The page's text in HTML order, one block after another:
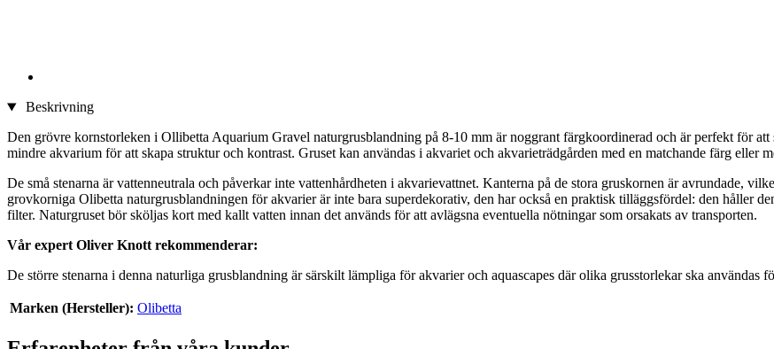
Beskrivning
Den grövre kornstorleken i Ollibetta Aquarium Gravel naturgrusblandning på 8-10 mm är noggrant färgkoordinerad och är perfekt för
mindre akvarium för att skapa struktur och kontrast. Gruset kan användas i akvariet och akvarieträdgården med en matchande färg eller
De små stenarna är vattenneutrala och påverkar inte vattenhårdheten i akvarievattnet. Kanterna på de stora gruskornen är avrundade,
grovkorniga Olibetta naturgrusblandningen för akvarier är inte bara superdekorativ, den har också en praktisk tilläggsfördel: den håller
filter. Naturgruset bör sköljas kort med kallt vatten innan det används för att avlägsna eventuella nötningar som orsakats av transporten.
Vår expert Oliver Knott rekommenderar:
De större stenarna i denna naturliga grusblandning är särskilt lämpliga för akvarier och aquascapes där olika grusstorlekar ska användas
Marken (Hersteller): Olibetta